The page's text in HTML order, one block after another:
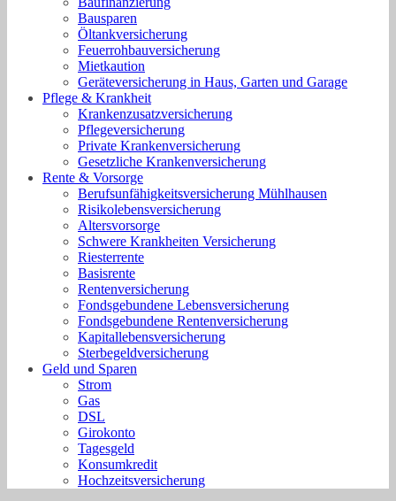
Bausparen
Öltankversicherung
Feuerrohbauversicherung
Mietkaution
Geräteversicherung in Haus, Garten und Garage
Pflege & Krankheit
Krankenzusatzversicherung
Pflegeversicherung
Private Krankenversicherung
Gesetzliche Krankenversicherung
Rente & Vorsorge
Berufs­unfähigkeitsversicherung Mühlhausen
Risikolebensversicherung
Altersvorsorge
Schwere Krankheiten Versicherung
Riesterrente
Basisrente
Rentenversicherung
Fondsgebundene Lebensversicherung
Fondsgebundene Rentenversicherung
Kapitallebensversicherung
Sterbegeldversicherung
Geld und Sparen
Strom
Gas
DSL
Girokonto
Tagesgeld
Konsumkredit
Hochzeitsversicherung